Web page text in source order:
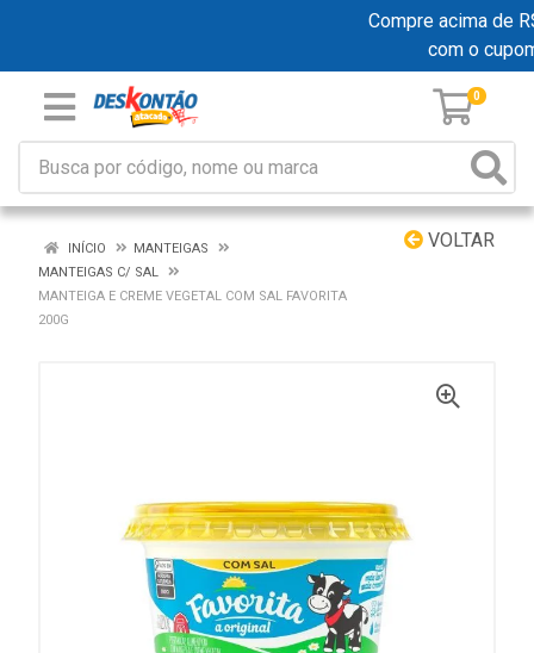
Compre acima de
com o
0
VOLTAR
INÍCIO
MANTEIGAS
MANTEIGAS C/ SAL
MANTEIGA E CREME VEGETAL COM SAL FAVORITA
200G